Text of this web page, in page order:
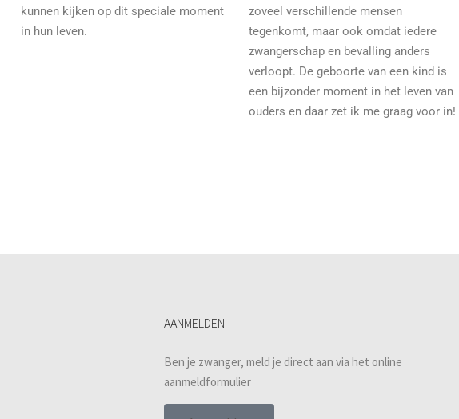
kunnen kijken op dit speciale moment
in hun leven.
zoveel verschillende mensen
tegenkomt, maar ook omdat iedere
zwangerschap en bevalling anders
verloopt. De geboorte van een kind is
een bijzonder moment in het leven van
ouders en daar zet ik me graag voor in!
AANMELDEN
Ben je zwanger, meld je direct aan via het online
aanmeldformulier